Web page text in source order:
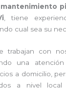
mantenimiento
, tiene
cual sea su
trabajan con
una
a domicilio,
a nivel